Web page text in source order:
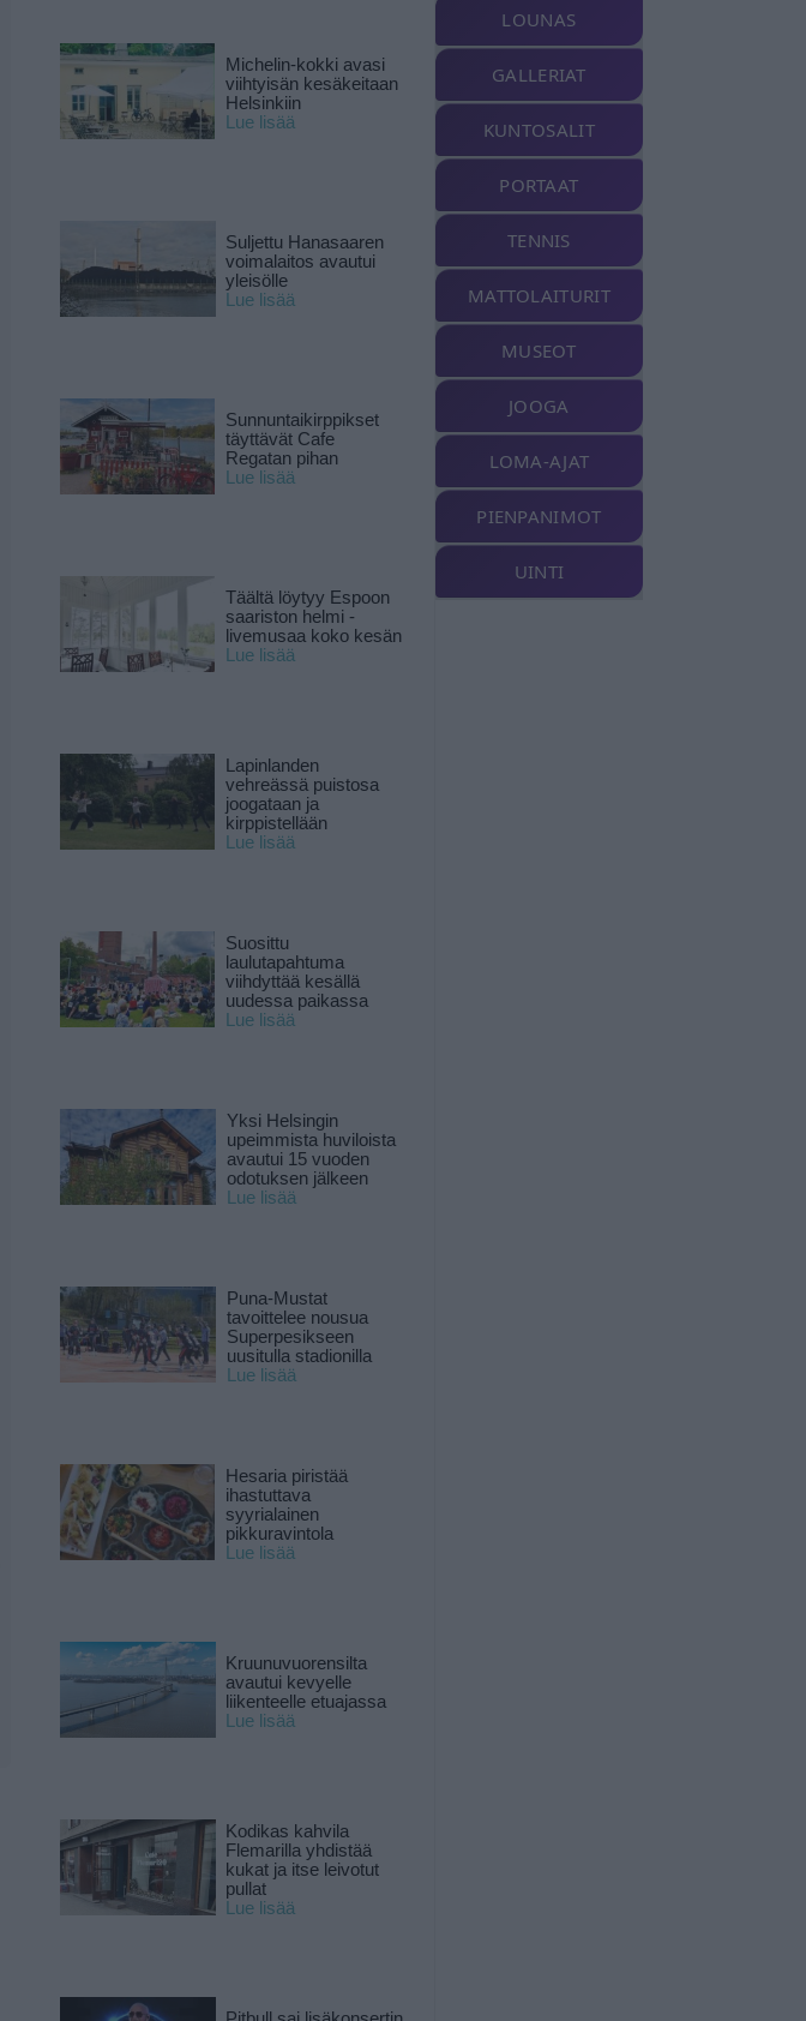
Michelin-kokki avasi
viihtyisän kesäkeitaan
Helsinkiin
Lue lisää
Suljettu Hanasaaren
voimalaitos avautui
yleisölle
Lue lisää
Sunnuntaikirppikset
täyttävät Cafe
Regatan pihan
Lue lisää
Täältä löytyy Espoon
saariston helmi -
livemusaa koko kesän
Lue lisää
Lapinlanden
vehreässä puistosa
joogataan ja
kirppistellään
Lue lisää
Suosittu
laulutapahtuma
viihdyttää kesällä
uudessa paikassa
Lue lisää
Yksi Helsingin
upeimmista huviloista
avautui 15 vuoden
odotuksen jälkeen
Lue lisää
Puna-Mustat
tavoittelee nousua
Superpesikseen
uusitulla stadionilla
Lue lisää
Hesaria piristää
ihastuttava
syyrialainen
pikkuravintola
Lue lisää
Kruunuvuorensilta
avautui kevyelle
liikenteelle etuajassa
Lue lisää
Kodikas kahvila
Flemarilla yhdistää
kukat ja itse leivotut
pullat
Lue lisää
LOUNAS
GALLERIAT
KUNTOSALIT
PORTAAT
TENNIS
MATTOLAITURIT
MUSEOT
JOOGA
LOMA-AJAT
PIENPANIMOT
UINTI